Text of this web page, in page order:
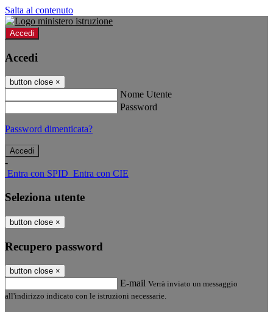
Salta al contenuto
Accedi
Accedi
button close ×
Nome Utente
Password
Password dimenticata?
-
Entra con SPID Entra con CIE
Seleziona utente
button close ×
Recupero password
button close ×
E-mail Verrà inviato un messaggio
all'indirizzo indicato con le istruzioni necessarie.